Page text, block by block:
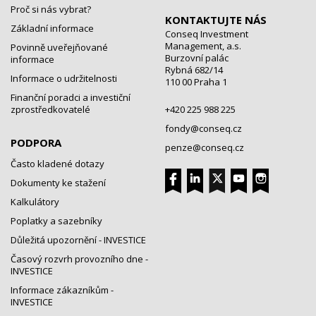
Proč si nás vybrat?
Základní informace
Povinně uveřejňované
informace
Informace o udržitelnosti
Finanční poradci a investiční
zprostředkovatelé
PODPORA
Často kladené dotazy
Dokumenty ke stažení
Kalkulátory
Poplatky a sazebníky
Důležitá upozornění - INVESTICE
Časový rozvrh provozního dne -
INVESTICE
Informace zákazníkům -
INVESTICE
KONTAKTUJTE NÁS
Conseq Investment
Management, a.s.
Burzovní palác
Rybná 682/14
110 00 Praha 1
+420 225 988 225
fondy@conseq.cz
penze@conseq.cz